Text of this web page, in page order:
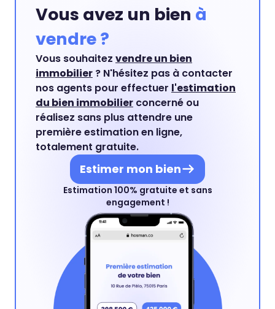
Vous avez un bien à
vendre ?
Vous souhaitez vendre un bien
immobilier ? N'hésitez pas à contacter
nos agents pour effectuer l'estimation
du bien immobilier concerné ou
réalisez sans plus attendre une
première estimation en ligne,
totalement gratuite.
Estimer mon bien
Estimation 100% gratuite et sans
engagement !